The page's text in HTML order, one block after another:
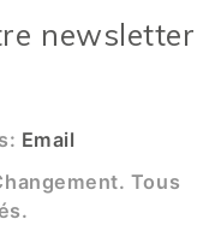
newsletter
Email
Tous